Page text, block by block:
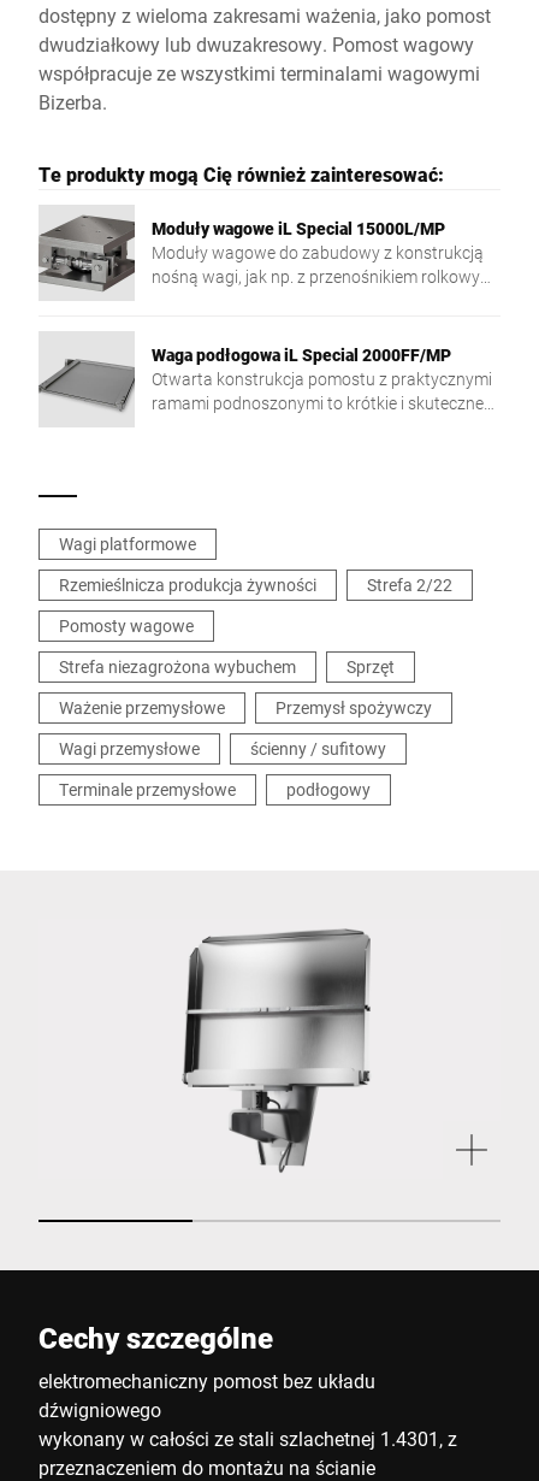
dostępny z wieloma zakresami ważenia, jako pomost
dwudziałkowy lub dwuzakresowy. Pomost wagowy
współpracuje ze wszystkimi terminalami wagowymi
Bizerba.
Te produkty mogą Cię również zainteresować:
Moduły wagowe iL Special 15000L/MP
Moduły wagowe do zabudowy z konstrukcją
nośną wagi, jak np. z przenośnikiem rolkowym
różnorodnych towarów.
Waga podłogowa iL Special 2000FF/MP
Otwarta konstrukcja pomostu z praktycznymi
ramami podnoszonymi to krótkie i skuteczne
Wagi platformowe
Rzemieślnicza produkcja żywności
Strefa 2/22
Pomosty wagowe
Strefa niezagrożona wybuchem
Sprzęt
Ważenie przemysłowe
Przemysł spożywczy
Wagi przemysłowe
ścienny / sufitowy
Terminale przemysłowe
podłogowy
Cechy szczególne
elektromechaniczny pomost bez układu
dźwigniowego
wykonany w całości ze stali szlachetnej 1.4301, z
przeznaczeniem do montażu na ścianie